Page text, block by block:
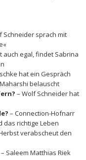
Schneider sprach mit
auch egal, findet Sabrina
hat ein Gespräch
belauscht
– Wolf Schneider hat
– Connection-Hofnarr
das richtige Leben
verabscheut den
– Saleem Matthias Riek